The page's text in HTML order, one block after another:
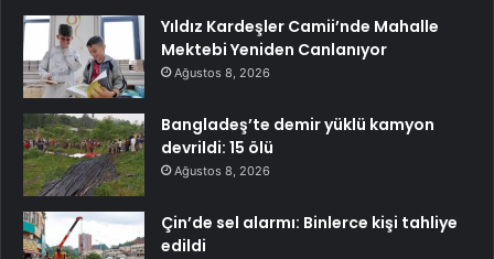
Yıldız Kardeşler Camii’nde Mahalle
Mektebi Yeniden Canlanıyor
Ağustos 8, 2026
Bangladeş’te demir yüklü kamyon
devrildi: 15 ölü
Ağustos 8, 2026
Çin’de sel alarmı: Binlerce kişi tahliye
edildi